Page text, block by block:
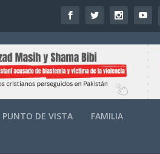
PUNTO DE VISTA FAMILIA